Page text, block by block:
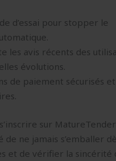
d’essai pour stopper le
les avis récents des
évolutions.
de paiement sécurisés
sur
ne jamais s’emballer
et de vérifier la sincérité